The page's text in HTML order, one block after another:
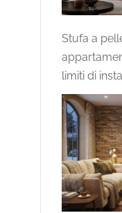
Stufa a
limiti di